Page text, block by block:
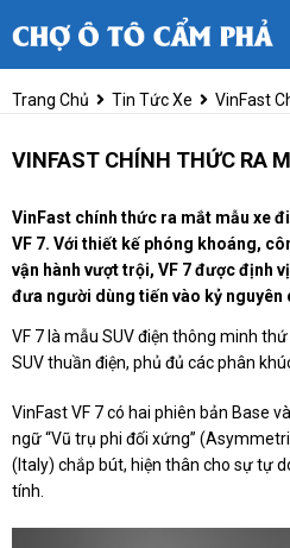
Trang Chủ Tin Tức Xe VinFast
VINFAST CHÍNH THỨC RA
VinFast chính thức ra mắt mẫu xe
VF 7. Với thiết kế phóng khoáng,
vận hành vượt trội, VF 7 được định
đưa người dùng tiến vào kỷ nguyên
VF 7 là mẫu SUV điện thông minh
SUV thuần điện, phủ đủ các phân
VinFast VF 7 có hai phiên bản Base
ngữ “Vũ trụ phi đối xứng”
(Italy) chắp bút, hiện thân cho sự tự
tính.